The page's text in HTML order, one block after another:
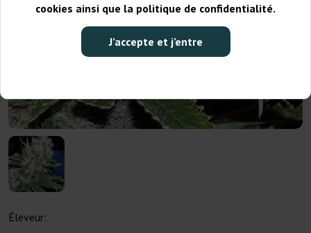
cookies ainsi que la politique de confidentialité.
J’accepte et j’entre
Éleveur: